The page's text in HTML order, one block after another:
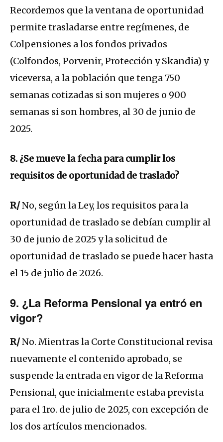
Recordemos que la ventana de oportunidad
permite trasladarse entre regímenes, de
Colpensiones a los fondos privados
(Colfondos, Porvenir, Protección y Skandia) y
viceversa, a la población que tenga 750
semanas cotizadas si son mujeres o 900
semanas si son hombres, al 30 de junio de
2025.
8. ¿Se mueve la fecha para cumplir los
requisitos de oportunidad de traslado?
R/No, según la Ley, los requisitos para la
oportunidad de traslado se debían cumplir al
30 de junio de 2025 y la solicitud de
oportunidad de traslado se puede hacer hasta
el 15 de julio de 2026.
9. ¿La Reforma Pensional ya entró en
vigor?
R/No. Mientras la Corte Constitucional revisa
nuevamente el contenido aprobado, se
suspende la entrada en vigor de la Reforma
Pensional, que inicialmente estaba prevista
para el 1ro. de julio de 2025, con excepción de
los dos artículos mencionados.